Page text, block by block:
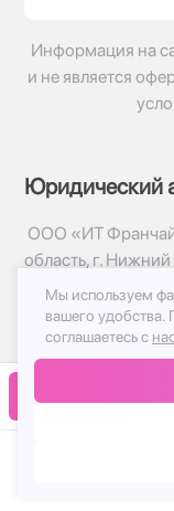
Информация на
и не является
Юридический
ООО «ИТ
область, г.
© 2017-2026г,
Политика
Публичная оферта
Мы используем
вашего удобства.
соглашаетесь с